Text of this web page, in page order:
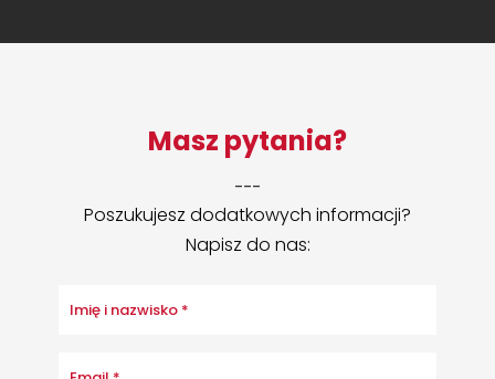
Masz pytania?
Poszukujesz dodatkowych informacji?
Napisz do nas: